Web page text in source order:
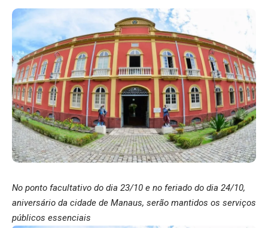
No ponto facultativo do dia 23/10 e no feriado do dia 24/10,
aniversário da cidade de Manaus, serão mantidos os serviços
públicos essenciais